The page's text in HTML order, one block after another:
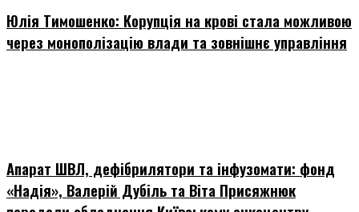
Юлія Тимошенко: Корупція на крові стала можливою
через монополізацію влади та зовнішнє управління
Апарат ШВЛ, дефібрилятори та інфузомати: фонд
«Надія», Валерій Дубіль та Віта Присяжнюк